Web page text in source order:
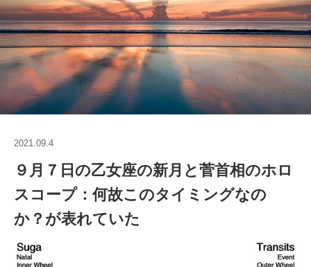
2021.09.4
９月７日の乙女座の新月と菅首相のホロ
スコープ：何故このタイミングなの
か？が表れていた